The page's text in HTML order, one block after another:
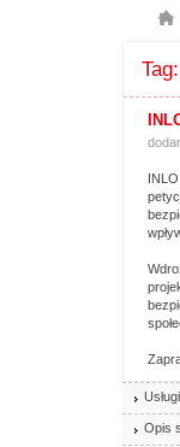
Opis